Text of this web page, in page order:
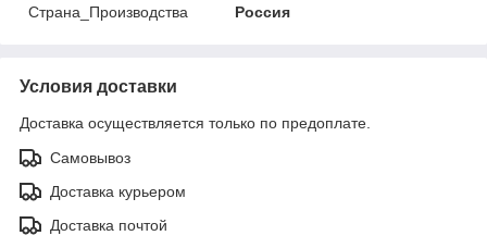
Страна_Производства
Россия
Условия доставки
Доставка осуществляется только по предоплате.
Самовывоз
Доставка курьером
Доставка почтой